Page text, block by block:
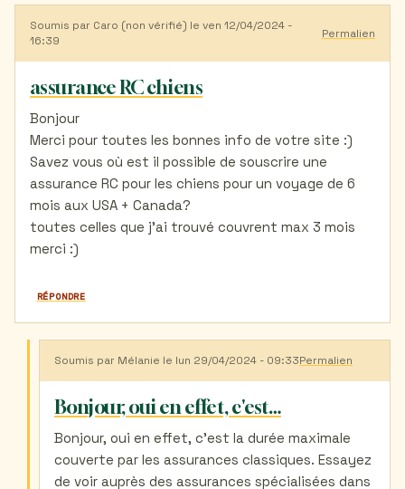
Soumis par Caro (non vérifié) le ven 12/04/2024 -
16:39
Permalien
assurance RC chiens
Bonjour
Merci pour toutes les bonnes info de votre site :)
Savez vous où est il possible de souscrire une
assurance RC pour les chiens pour un voyage de 6
mois aux USA + Canada?
toutes celles que j'ai trouvé couvrent max 3 mois
merci :)
RÉPONDRE
Soumis par Mélanie le lun 29/04/2024 - 09:33
En
réponse
à
assurance
chiens
par
Caro
Permalien
Bonjour, oui en effet, c'est…
Bonjour, oui en effet, c'est la durée maximale
couverte par les assurances classiques. Essayez
de voir auprès des assurances spécialisées dans